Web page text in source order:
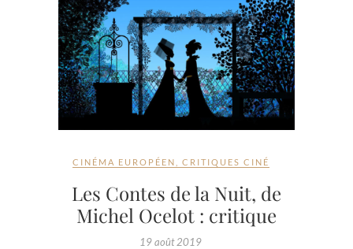
CINÉMA EUROPÉEN CRITIQUES CINÉ
Les Contes de la Nuit, de
Michel Ocelot : critique
19 août 2019